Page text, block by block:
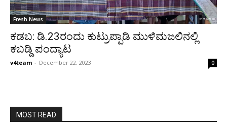
Fresh News
ಕಡಬ: ಡಿ.23ರಂದು ಕುಟ್ರುಪ್ಪಾಡಿ ಮುಳಿಮಜಲಿನಲ್ಲಿ
ಕಬಡ್ಡಿ ಪಂದ್ಯಾಟ
v4team - December 22, 2023 0
MOST READ